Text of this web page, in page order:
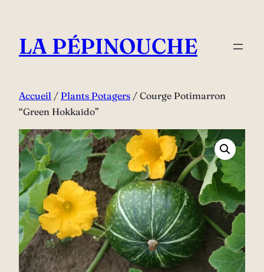
contenu
LA PÉPINOUCHE
Accueil / Plants Potagers / Courge Potimarron
“Green Hokkaïdo”